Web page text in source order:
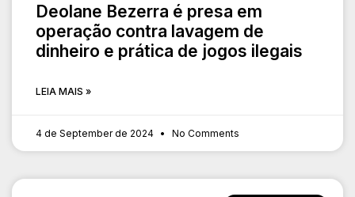
Deolane Bezerra é presa em
operação contra lavagem de
dinheiro e prática de jogos ilegais
LEIA MAIS »
4 de September de 2024 No Comments